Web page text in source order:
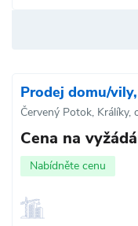
Prodej domu/
Červený Potok, Králíky,
Cena na
Nabídněte cenu